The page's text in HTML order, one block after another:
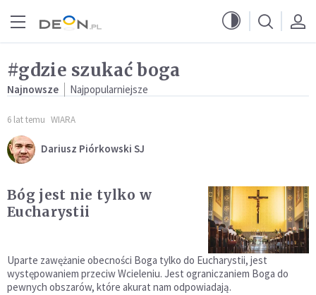
#gdzie szukać boga
Najnowsze Najpopularniejsze
6 lat temu WIARA
Dariusz Piórkowski SJ
Bóg jest nie tylko w
Eucharystii
Uparte zawężanie obecności Boga tylko do Eucharystii, jest
występowaniem przeciw Wcieleniu. Jest ograniczaniem Boga do
pewnych obszarów, które akurat nam odpowiadają.